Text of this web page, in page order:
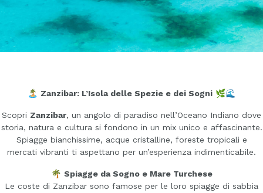
🏝️ Zanzibar: L’Isola delle Spezie e dei Sogni 🌿🌊
Scopri Zanzibar, un angolo di paradiso nell’Oceano Indiano dove
storia, natura e cultura si fondono in un mix unico e affascinante.
Spiagge bianchissime, acque cristalline, foreste tropicali e
mercati vibranti ti aspettano per un’esperienza indimenticabile.
🌴 Spiagge da Sogno e Mare Turchese
Le coste di Zanzibar sono famose per le loro spiagge di sabbia